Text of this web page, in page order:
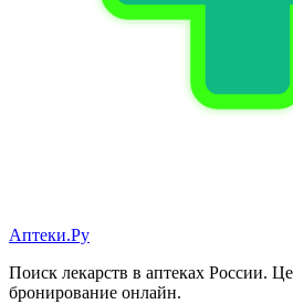
Аптеки.Ру
Поиск лекарств в аптеках России.
бронирование онлайн.